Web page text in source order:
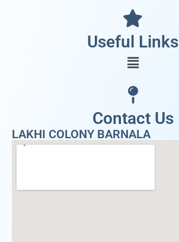
Useful Links
Contact Us
LAKHI COLONY BARNALA